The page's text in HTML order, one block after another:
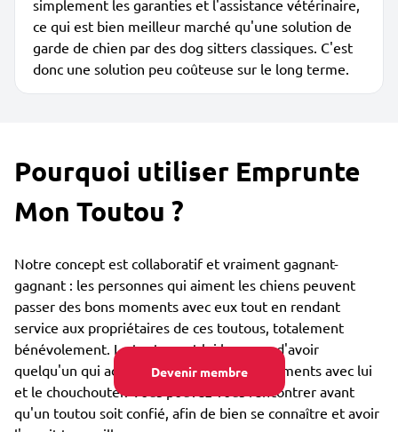
Devenir membre
simplement les garanties et l'assistance vétérinaire,
ce qui est bien meilleur marché qu'une solution de
garde de chien par des dog sitters classiques. C'est
donc une solution peu coûteuse sur le long terme.
Pourquoi utiliser Emprunte
Mon Toutou ?
Notre concept est collaboratif et vraiment gagnant-
gagnant : les personnes qui aiment les chiens peuvent
passer des bons moments avec eux tout en rendant
service aux propriétaires de ces toutous, totalement
bénévolement. Le toutou est lui heureux d'avoir
quelqu'un qui adore partager des bons moments avec lui
et le chouchouter. Vous pouvez vous rencontrer avant
qu'un toutou soit confié, afin de bien se connaître et avoir